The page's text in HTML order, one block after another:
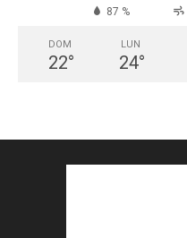
87 %
DOM
22°
LUN
24°